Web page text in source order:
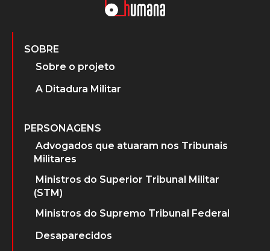
SOBRE
Sobre o projeto
A Ditadura Militar
PERSONAGENS
Advogados que atuaram nos Tribunais
Militares
Ministros do Superior Tribunal Militar
(STM)
Ministros do Supremo Tribunal Federal
Desaparecidos